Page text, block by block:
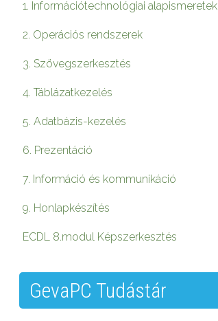
1. Információtechnológiai alapismeretek
2. Operációs rendszerek
3. Szövegszerkesztés
4. Táblázatkezelés
5. Adatbázis-kezelés
6. Prezentáció
7. Információ és kommunikáció
9. Honlapkészítés
ECDL 8.modul Képszerkesztés
GevaPC Tudástár